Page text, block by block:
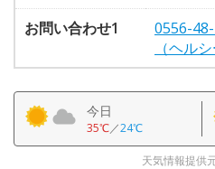
お問い合わせ1
0556-
（ヘル
今日
35℃／24℃
天気情報提供